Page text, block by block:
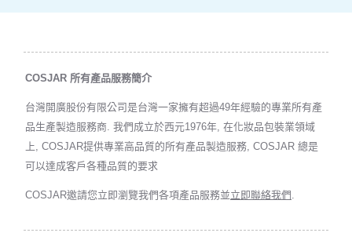
COSJAR 所有產品服務簡介
台灣開廣股份有限公司是台灣一家擁有超過49年經驗的專業所有產
品生產製造服務商. 我們成立於西元1976年, 在化妝品包裝業領域
上, COSJAR提供專業高品質的所有產品製造服務, COSJAR 總是
可以達成客戶各種品質的要求
COSJAR邀請您立即瀏覽我們各項產品服務並立即聯絡我們